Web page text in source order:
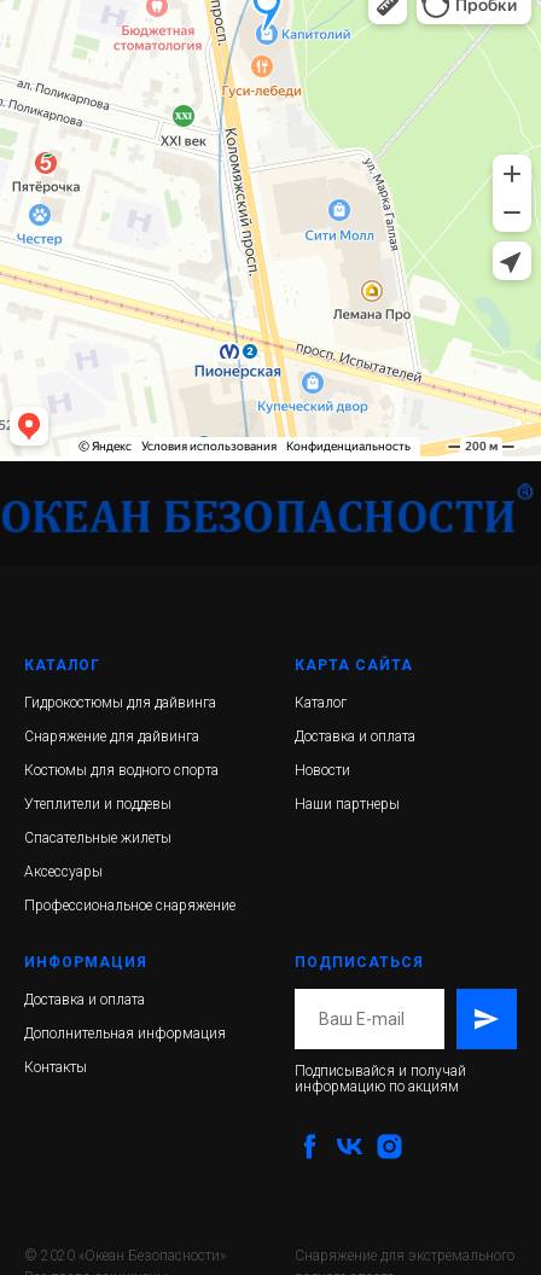
КАТАЛОГ
Гидрокостюмы для дайвинга
Снаряжение для дайвинга
Костюмы для водного спорта
Утеплители и поддевы
Спасательные жилеты
Аксессуары
Профессиональное снаряжение
КАРТА САЙТА
Каталог
Доставка и оплата
Новости
Наши партнеры
ИНФОРМАЦИЯ
Доставка и оплата
Дополнительная информация
Контакты
ПОДПИСАТЬСЯ
Подписывайся и получай
информацию по акциям
© 2020 «Океан Безопасности»
Снаряжение для экстремального